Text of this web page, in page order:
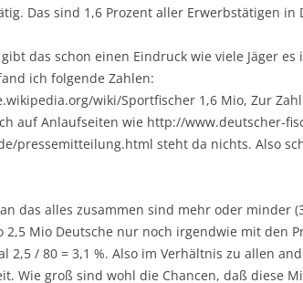
Das sind 1,6 Prozent aller Erwerbstätigen in
das schon einen Eindruck wie viele Jäger
ich folgende Zahlen:
wiki/Sportfischer 1,6 Mio, Zur
auf Anlaufseiten wie http://www.deutscher-
pressemitteilung.html steht da nichts. Also
das alles zusammen sind mehr oder minder
2,5 Mio Deutsche nur noch irgendwie mit den
2,5 / 80 = 3,1 %. Also im Verhältnis zu allen
Wie groß sind wohl die Chancen, daß diese